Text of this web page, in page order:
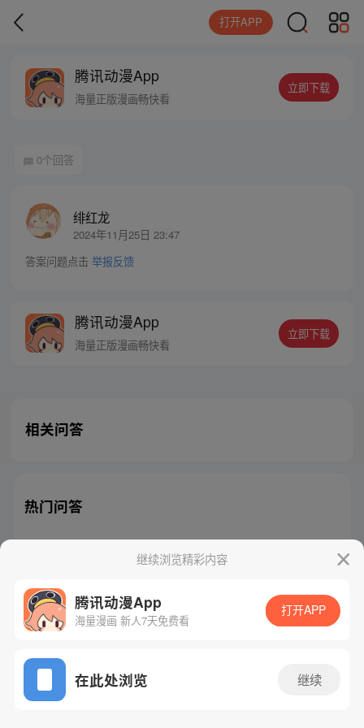
打开APP
腾讯动漫App
海量正版漫画畅快看
立即下载
0个回答
绯红龙
2024年11月25日 23:47
答案问题点击 举报反馈
腾讯动漫App
海量正版漫画畅快看
立即下载
相关问答
热门问答
继续浏览精彩内容
腾讯动漫App
海量漫画 新人7天免费看
打开APP
在此处浏览 继续
腾讯漫画 起点读书 QQ阅读
网站备案/许可证号：粤B2-20090059-5